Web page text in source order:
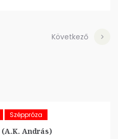
Következő
Széppróza
András)